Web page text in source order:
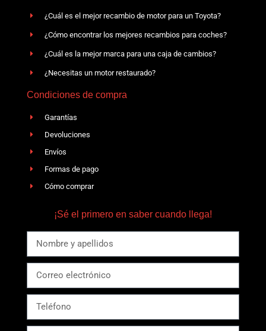
¿Cuál es el mejor recambio de motor para un Toyota?
¿Cómo encontrar los mejores recambios para coches?
¿Cuál es la mejor marca para una caja de cambios?
¿Necesitas un motor restaurado?
Condiciones de compra
Garantías
Devoluciones
Envíos
Formas de pago
Cómo comprar
¡Sé el primero en saber cuando llega!